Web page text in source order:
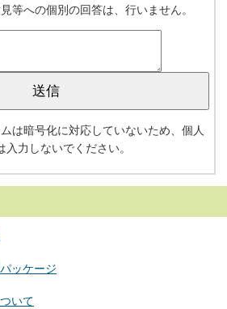
等への個別の回答は、行いません。
は暗号化に対応していないため、個人
入力しないでください。
ッケージ
いて